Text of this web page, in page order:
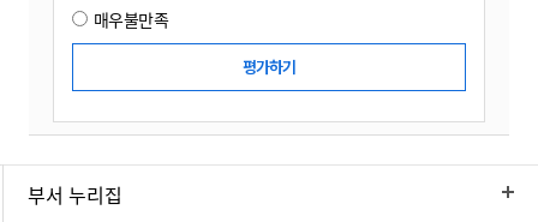
매우불만족
부서 누리집